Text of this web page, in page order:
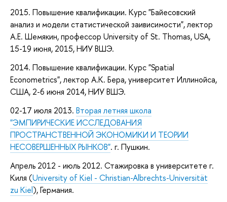
2015. Повышение квалификации. Курс "Байесовский
анализ и модели статистической заивисимости", лектор
А.Е. Шемякин, профессор University of St. Thomas, USA,
15-19 июня, 2015, НИУ ВШЭ.
2014. Повышение квалификации. Курс "Spatial
Econometrics", лектор А.К. Бера, университет Иллинойса,
США, 2-6 июня 2014, НИУ ВШЭ.
02-17 июля 2013. Вторая летняя школа
"ЭМПИРИЧЕСКИЕ ИССЛЕДОВАНИЯ
ПРОСТРАНСТВЕННОЙ ЭКОНОМИКИ И ТЕОРИИ
НЕСОВЕРШЕННЫХ РЫНКОВ". г. Пушкин.
Апрель 2012 - июль 2012. Стажировка в университете г.
Киля (University of Kiel - Christian-Albrechts-Universität
zu Kiel), Германия.